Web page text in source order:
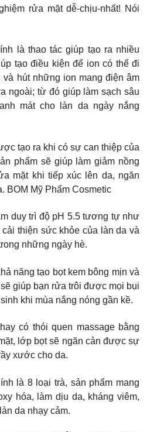
rửa mặt dễ-chịu-nhất! Nói
là thao tác giúp tạo ra nhiều
tạo điều kiện để ion có thể đi
hút những ion mang điện âm
ngoài; từ đó giúp làm sạch sâu
mát cho làn da ngày nắng
tạo ra khi có sự can thiệp của
phẩm sẽ giúp làm giảm nồng
mặt khi tiếp xúc lên da, ngăn
BOM Mỹ Phẩm Cosmetic
duy trì độ pH 5.5 tương tự như
thiện sức khỏe của làn da và
những ngày hè.
năng tạo bọt kem bông mịn và
giúp bạn rửa trôi được mọi bụi
khi mùa nắng nóng gần kề.
có thói quen massage bằng
lớp bọt sẽ ngăn cản được sự
xước cho da.
là 8 loại trà, sản phẩm mang
hóa, làm dịu da, kháng viêm,
da nhạy cảm.